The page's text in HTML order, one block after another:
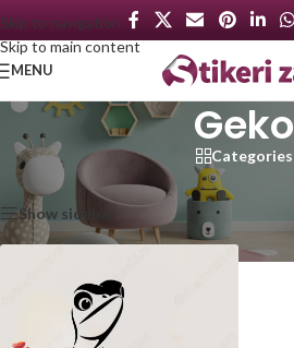
Skip to navigation
Skip to main content
MENU
Geko
Categories
Početna
Proizvod označen „Geko“
Show sidebar